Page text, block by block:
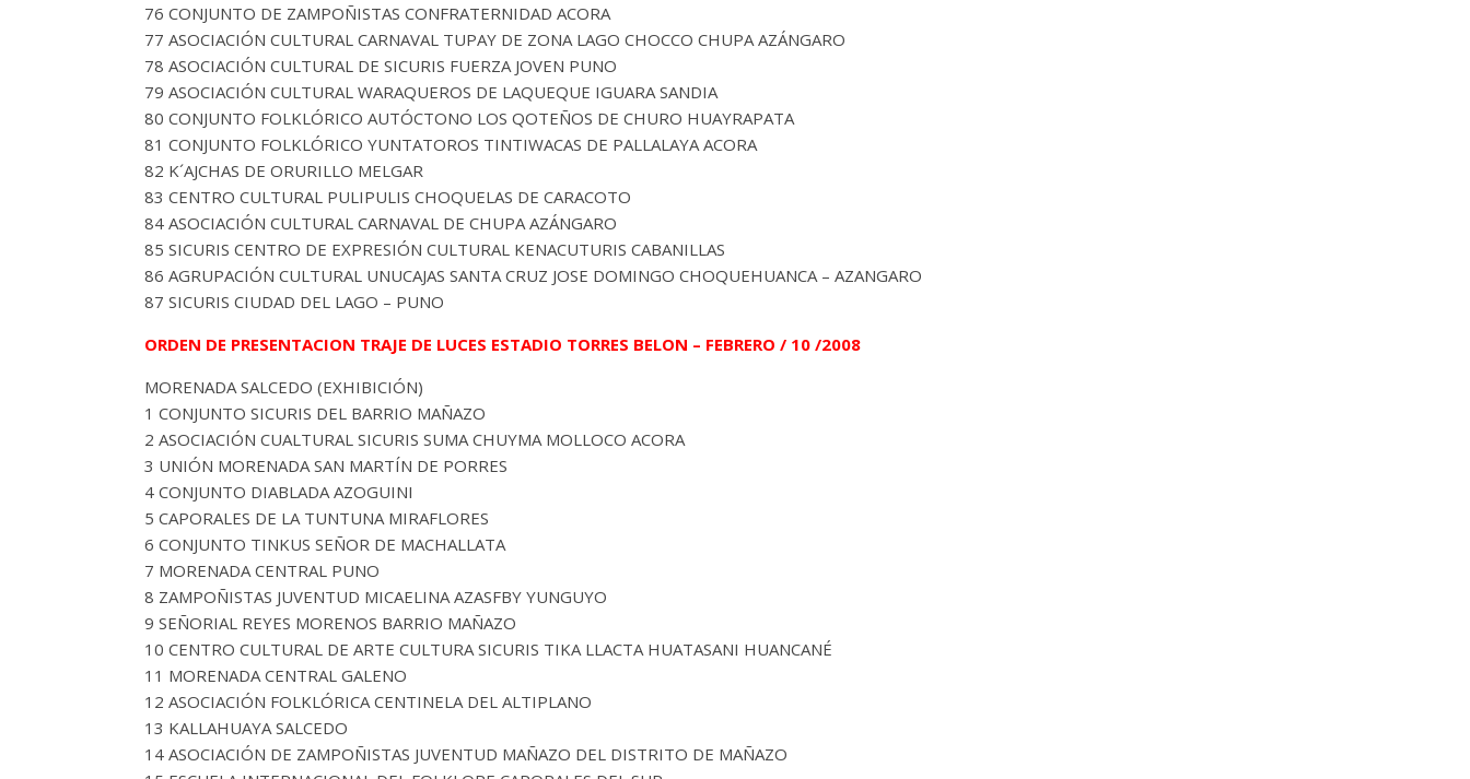
76 CONJUNTO DE ZAMPOÑISTAS CONFRATERNIDAD ACORA
77 ASOCIACIÓN CULTURAL CARNAVAL TUPAY DE ZONA LAGO CHOCCO CHUPA AZÁNGARO
78 ASOCIACIÓN CULTURAL DE SICURIS FUERZA JOVEN PUNO
79 ASOCIACIÓN CULTURAL WARAQUEROS DE LAQUEQUE IGUARA SANDIA
80 CONJUNTO FOLKLÓRICO AUTÓCTONO LOS QOTEÑOS DE CHURO HUAYRAPATA
81 CONJUNTO FOLKLÓRICO YUNTATOROS TINTIWACAS DE PALLALAYA ACORA
82 K´AJCHAS DE ORURILLO MELGAR
83 CENTRO CULTURAL PULIPULIS CHOQUELAS DE CARACOTO
84 ASOCIACIÓN CULTURAL CARNAVAL DE CHUPA AZÁNGARO
85 SICURIS CENTRO DE EXPRESIÓN CULTURAL KENACUTURIS CABANILLAS
86 AGRUPACIÓN CULTURAL UNUCAJAS SANTA CRUZ JOSE DOMINGO CHOQUEHUANCA – AZANGARO
87 SICURIS CIUDAD DEL LAGO – PUNO
ORDEN DE PRESENTACION TRAJE DE LUCES ESTADIO TORRES BELON – FEBRERO / 10 /2008
MORENADA SALCEDO (EXHIBICIÓN)
1 CONJUNTO SICURIS DEL BARRIO MAÑAZO
2 ASOCIACIÓN CUALTURAL SICURIS SUMA CHUYMA MOLLOCO ACORA
3 UNIÓN MORENADA SAN MARTÍN DE PORRES
4 CONJUNTO DIABLADA AZOGUINI
5 CAPORALES DE LA TUNTUNA MIRAFLORES
6 CONJUNTO TINKUS SEÑOR DE MACHALLATA
7 MORENADA CENTRAL PUNO
8 ZAMPOÑISTAS JUVENTUD MICAELINA AZASFBY YUNGUYO
9 SEÑORIAL REYES MORENOS BARRIO MAÑAZO
10 CENTRO CULTURAL DE ARTE CULTURA SICURIS TIKA LLACTA HUATASANI HUANCANÉ
11 MORENADA CENTRAL GALENO
12 ASOCIACIÓN FOLKLÓRICA CENTINELA DEL ALTIPLANO
13 KALLAHUAYA SALCEDO
14 ASOCIACIÓN DE ZAMPOÑISTAS JUVENTUD MAÑAZO DEL DISTRITO DE MAÑAZO